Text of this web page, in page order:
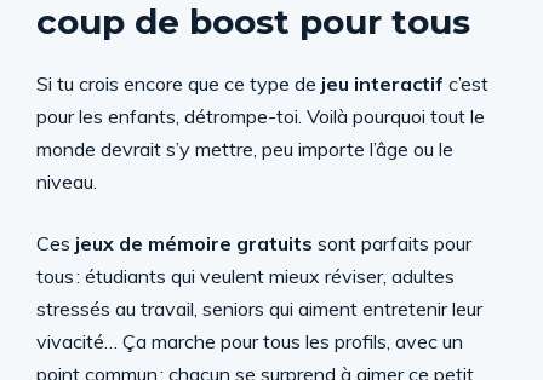
coup de boost pour tous
Si tu crois encore que ce type de jeu interactif c’est
pour les enfants, détrompe-toi. Voilà pourquoi tout le
monde devrait s’y mettre, peu importe l’âge ou le
niveau.
Ces jeux de mémoire gratuits sont parfaits pour
tous : étudiants qui veulent mieux réviser, adultes
stressés au travail, seniors qui aiment entretenir leur
vivacité… Ça marche pour tous les profils, avec un
point commun : chacun se surprend à aimer ce petit